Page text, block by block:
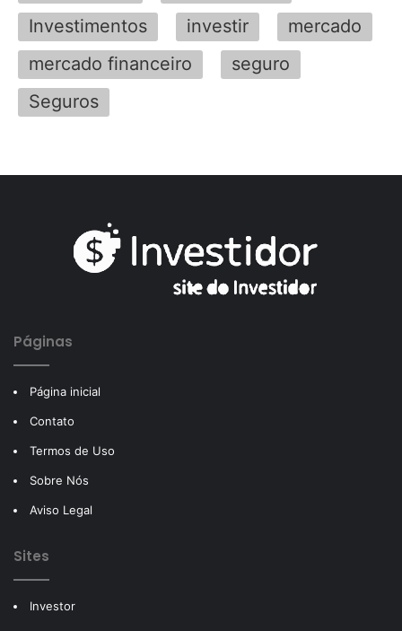
Investimentos
investir
mercado
mercado financeiro
seguro
Seguros
Páginas
Página inicial
Contato
Termos de Uso
Sobre Nós
Aviso Legal
Sites
Investor